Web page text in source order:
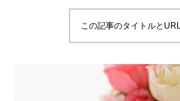
この記事のタイトルと